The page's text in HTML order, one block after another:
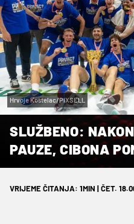
Hrvoje Kostelac/PIXSELL
SLUŽBENO:
PAUZE, CIBONA
VRIJEME ČITANJA: 1MIN | ČET.